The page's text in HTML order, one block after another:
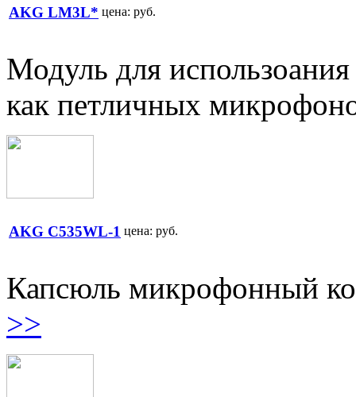
AKG LM3L* цена: руб.
Модуль для
как петличных
AKG C535WL-1 цена: руб.
Капсюль микрофонный
>>